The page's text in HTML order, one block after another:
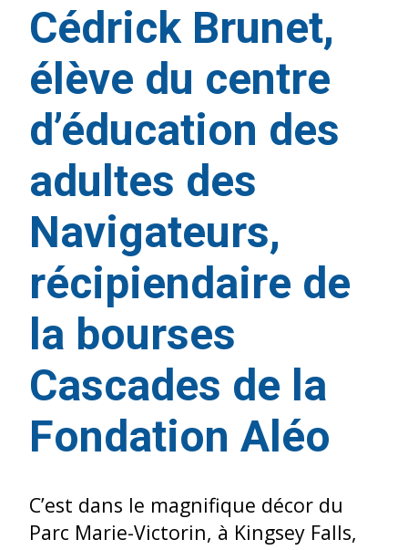
Cédrick Brunet,
élève du centre
d’éducation des
adultes des
Navigateurs,
récipiendaire de
la bourses
Cascades de la
Fondation Aléo
C’est dans le magnifique décor du
Parc Marie-Victorin, à Kingsey Falls,